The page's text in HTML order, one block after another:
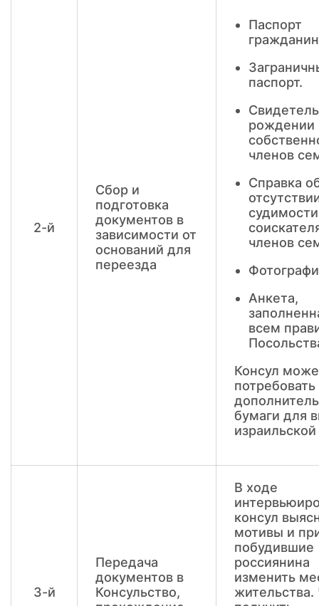
2-й
Сбор и
подготовка
документов в
зависимости от
оснований для
переезда
Паспорт
паспорт.
рождении
членов
Справка
членов
Анкета,
всем
Консул
потребовать
бумаги для
3-й
Передача
документов в
Консульство,
В ходе
консул
мотивы и
побудившие
россиянина
изменить